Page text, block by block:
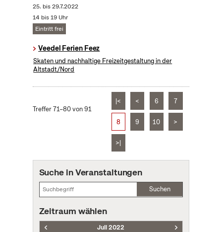
25. bis29.7.2022
14 bis 19 Uhr
Eintritt frei
Veedel Ferien Feez
Skaten und nachhaltige Freizeitgestaltung in der
Altstadt/Nord
Treffer 71–80 von 91
|< < 6 7
8 9 10 >
>|
Suche in Veranstaltungen
Suchen
Zeitraum wählen
Juli 2022